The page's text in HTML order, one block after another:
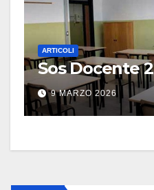
ARTICOLI
Sos Docente 2
9 MARZO 2026